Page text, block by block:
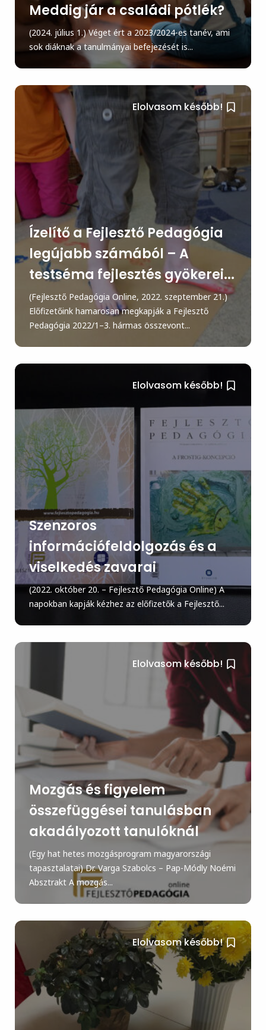
Meddig jár a családi pótlék?
(2024. július 1.) Véget ért a 2023/2024-es tanév, ami
sok diáknak a tanulmányai befejezését is...
Elolvasom később!
Ízelítő a Fejlesztő Pedagógia
legújabb számából – A
testséma fejlesztés gyökerei...
(Fejlesztő Pedagógia Online, 2022. szeptember 21.)
Előfizetőink hamarosan megkapják a Fejlesztő
Pedagógia 2022/1–3. hármas összevont...
Elolvasom később!
Szenzoros
információfeldolgozás és a
viselkedés zavarai
(2022. október 20. – Fejlesztő Pedagógia Online) A
napokban kapják kézhez az előfizetők a Fejlesztő...
Elolvasom később!
Mozgás és figyelem
összefüggései tanulásban
akadályozott tanulóknál
(Egy hat hetes mozgásprogram magyarországi
tapasztalatai) Dr. Varga Szabolcs – Pap-Módly Noémi
Absztrakt A mozgás...
Elolvasom később!